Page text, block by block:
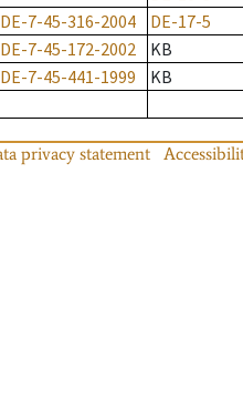
DE-7-45-316-2004 DE-17-5
DE-7-45-172-2002 KB
DE-7-45-441-1999 KB
privacy statement